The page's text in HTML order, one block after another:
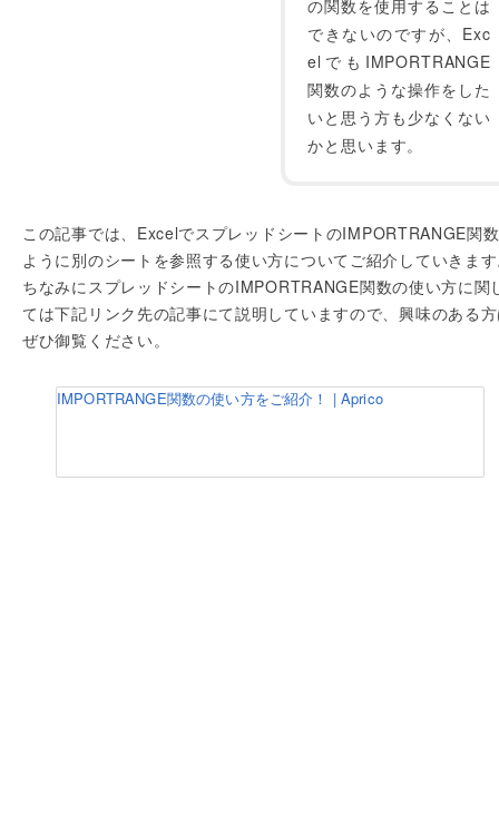
の関数を使用することは
できないのですが、Exc
elでもIMPORTRANGE
関数のような操作をした
いと思う方も少なくない
かと思います。
この記事では、ExcelでスプレッドシートのIMPORTRANGE関
ように別のシートを参照する使い方についてご紹介していきま
ちなみにスプレッドシートのIMPORTRANGE関数の使い方に関
ては下記リンク先の記事にて説明していますので、興味のある
ぜひ御覧ください。
IMPORTRANGE関数の使い方をご紹介！ | Aprico